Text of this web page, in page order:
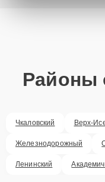
Районы
Чкаловский Верх-
Железнодорожный
Ленинский